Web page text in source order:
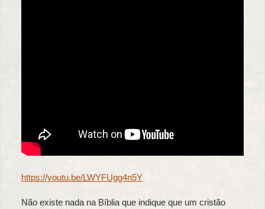
https://youtu.be/LWYFUgg4n5Y
Não existe nada na Bíblia que indique que um cristão